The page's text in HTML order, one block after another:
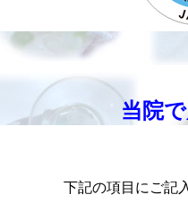
当院
下記の項目にご記